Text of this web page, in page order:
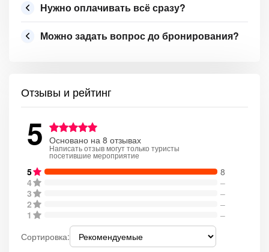
Нужно оплачивать всё сразу?
Можно задать вопрос до бронирования?
Отзывы и рейтинг
5 Основано на 8 отзывах
Написать отзыв могут только туристы
посетившие мероприятие
5
8
4
–
3
–
2
–
1
–
Сортировка: